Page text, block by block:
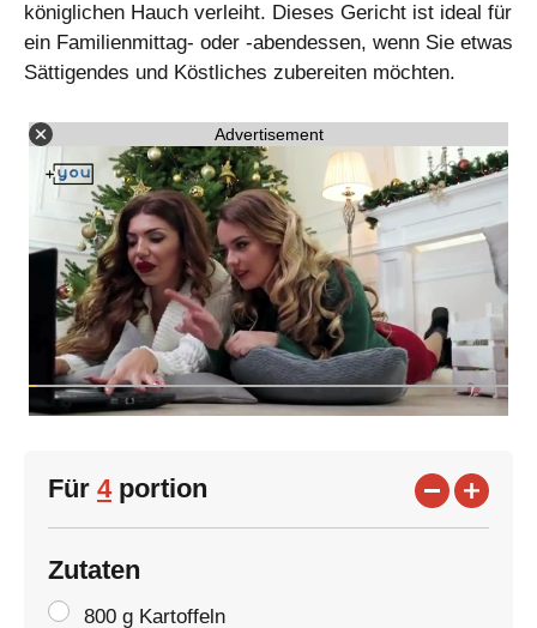
königlichen Hauch verleiht. Dieses Gericht ist ideal für
ein Familienmittag- oder -abendessen, wenn Sie etwas
Sättigendes und Köstliches zubereiten möchten.
Advertisement
Für 4portion
Zutaten
800 g Kartoffeln